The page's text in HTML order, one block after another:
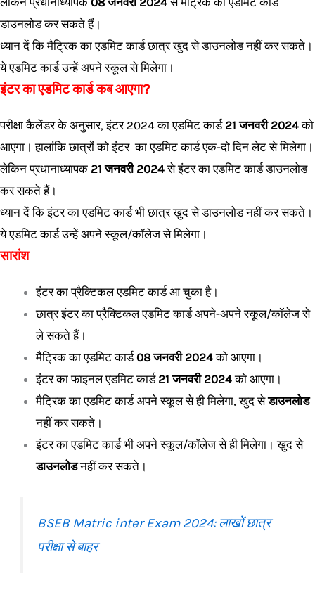
डाउनलोड कर सकते हैं।
ध्यान दें कि मैट्रिक का एडमिट कार्ड छात्र खुद से डाउनलोड नहीं कर सकते।
ये एडमिट कार्ड उन्हें अपने स्कूल से मिलेगा।
इंटर का एडमिट कार्ड कब आएगा?
परीक्षा कैलेंडर के अनुसार, इंटर 2024 का एडमिट कार्ड 21 जनवरी 2024को
आएगा। हालांकि छात्रों को इंटर का एडमिट कार्ड एक-दो दिन लेट से मिलेगा।
लेकिन प्रधानाध्यापक 21 जनवरी 2024से इंटर का एडमिट कार्ड डाउनलोड
कर सकते हैं।
ध्यान दें कि इंटर का एडमिट कार्ड भी छात्र खुद से डाउनलोड नहीं कर सकते।
ये एडमिट कार्ड उन्हें अपने स्कूल/कॉलेज से मिलेगा।
सारांश
इंटर का प्रैक्टिकल एडमिट कार्ड आ चुका है।
छात्र इंटर का प्रैक्टिकल एडमिट कार्ड अपने-अपने स्कूल/कॉलेज से
ले सकते हैं।
मैट्रिक का एडमिट कार्ड08 जनवरी 2024को आएगा।
इंटर का फाइनल एडमिट कार्ड 21 जनवरी 2024को आएगा।
मैट्रिक का एडमिट कार्ड अपने स्कूल से ही मिलेगा, खुद सेडाउनलोड
नहीं कर सकते।
इंटर का एडमिट कार्ड भी अपने स्कूल/कॉलेज से ही मिलेगा। खुद से
डाउनलोडनहीं कर सकते।
BSEB Matric inter Exam 2024: लाखों छात्र
परीक्षा से बाहर